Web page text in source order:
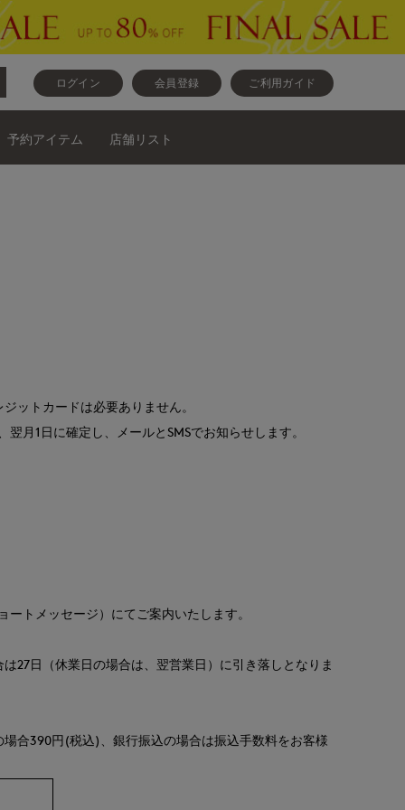
ログイン 会員登録 ご利用ガイド
予約アイテム 店舗リスト
ットカードは必要ありません。
月1日に確定し、メールとSMSでお知らせします。
トメッセージ）にてご案内いたします。
27日（休業日の場合は、翌営業日）に引き落しとなりま
合390円(税込)、銀行振込の場合は振込手数料をお客様